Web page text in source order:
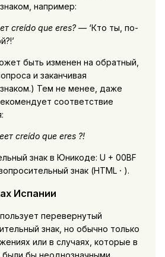
например:
creído que eres?— ‘Кто ты, по-
быть изменен на обратный,
и заканчивая
Тем не менее, даже
соответствие
creído que eres ?!
знак в Юникоде: U + 00BF
знак (HTML · ).
Испании
перевернутый
знак, но обычно только
или в случаях, которые в